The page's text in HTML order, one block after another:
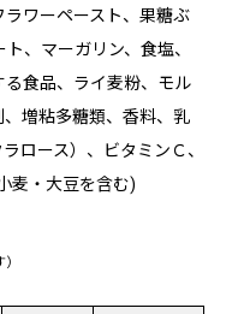
ワーペースト、果糖ぶ
、マーガリン、食塩、
食品、ライ麦粉、モル
、増粘多糖類、香料、乳
ロース）、ビタミンＣ、
麦・大豆を含む)